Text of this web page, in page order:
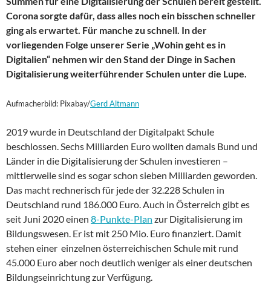
Corona sorgte dafür, dass alles noch ein bisschen schneller
ging als erwartet. Für manche zu schnell. In der
vorliegenden Folge unserer Serie „Wohin geht es in
Digitalien“ nehmen wir den Stand der Dinge in Sachen
Digitalisierung weiterführender Schulen unter die Lupe.
Aufmacherbild: Pixabay/Gerd Altmann
2019 wurde in Deutschland der Digitalpakt Schule
beschlossen. Sechs Milliarden Euro wollten damals Bund und
Länder in die Digitalisierung der Schulen investieren –
mittlerweile sind es sogar schon sieben Milliarden geworden.
Das macht rechnerisch für jede der 32.228 Schulen in
Deutschland rund 186.000 Euro. Auch in Österreich gibt es
seit Juni 2020 einen 8-Punkte-Plan zur Digitalisierung im
Bildungswesen. Er ist mit 250 Mio. Euro finanziert. Damit
stehen einer einzelnen österreichischen Schule mit rund
45.000 Euro aber noch deutlich weniger als einer deutschen
Bildungseinrichtung zur Verfügung.